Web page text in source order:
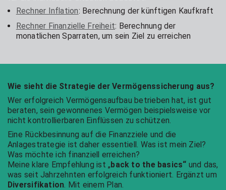
Rechner Inflation: Berechnung der künftigen Kaufkraft
Rechner Finanzielle Freiheit: Berechnung der
monatlichen Sparraten, um sein Ziel zu erreichen
Wie sieht die Strategie der Vermögenssicherung aus?
Wer erfolgreich Vermögensaufbau betrieben hat, ist gut
beraten, sein gewonnenes Vermögen beispielsweise vor
nicht kontrollierbaren Einflüssen zu schützen.
Eine Rückbesinnung auf die Finanzziele und die
Anlagestrategie ist daher essentiell. Was ist mein Ziel?
Was möchte ich finanziell erreichen?
Meine klare Empfehlung ist „back to the basics“ und das,
was seit Jahrzehnten erfolgreich funktioniert. Ergänzt um
Diversifikation. Mit einem Plan.